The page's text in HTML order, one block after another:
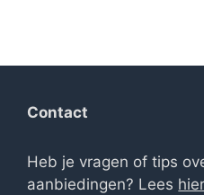
Contact
Heb je vragen of tips
aanbiedingen? Lees